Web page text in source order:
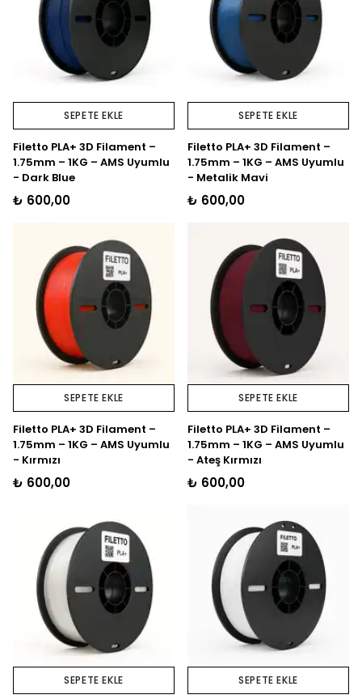
SEPETE EKLE
Filetto PLA+ 3D Filament –
1.75mm – 1KG – AMS Uyumlu
- Dark Blue
₺ 600,00
SEPETE EKLE
Filetto PLA+ 3D Filament –
1.75mm – 1KG – AMS Uyumlu
- Metalik Mavi
₺ 600,00
SEPETE EKLE
Filetto PLA+ 3D Filament –
1.75mm – 1KG – AMS Uyumlu
- Kırmızı
₺ 600,00
SEPETE EKLE
Filetto PLA+ 3D Filament –
1.75mm – 1KG – AMS Uyumlu
- Ateş Kırmızı
₺ 600,00
SEPETE EKLE SEPETE EKLE